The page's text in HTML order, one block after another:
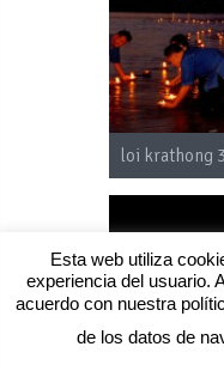
loi krathong 3
Esta web utiliza
experiencia del usuario.
acuerdo con nuestra
de los datos de